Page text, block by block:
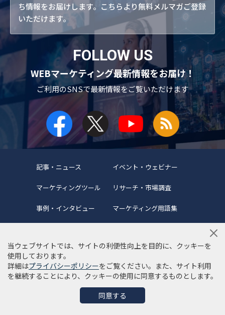
ち情報をお届けします。こちらより無料メルマガご登録
いただけます。
FOLLOW US
WEBマーケティング最新情報をお届け！
ご利用のSNSで最新情報をご覧いただけます
記事・ニュース イベント・ウェビナー
マーケティングツール リサーチ・市場調査
事例・インタビュー マーケティング用語集
当サイトについて 編集ポリシー
サイトマップ
利用規約
個人情報保護方針
©Copyright 2022 SYNCAD .All Rights Reserved.
当ウェブサイトでは、サイトの利便性向上を目的に、クッキーを
使用しております。
詳細はプライバシーポリシーをご覧ください。また、サイト利用
を継続することにより、クッキーの使用に同意するものとします。
同意する